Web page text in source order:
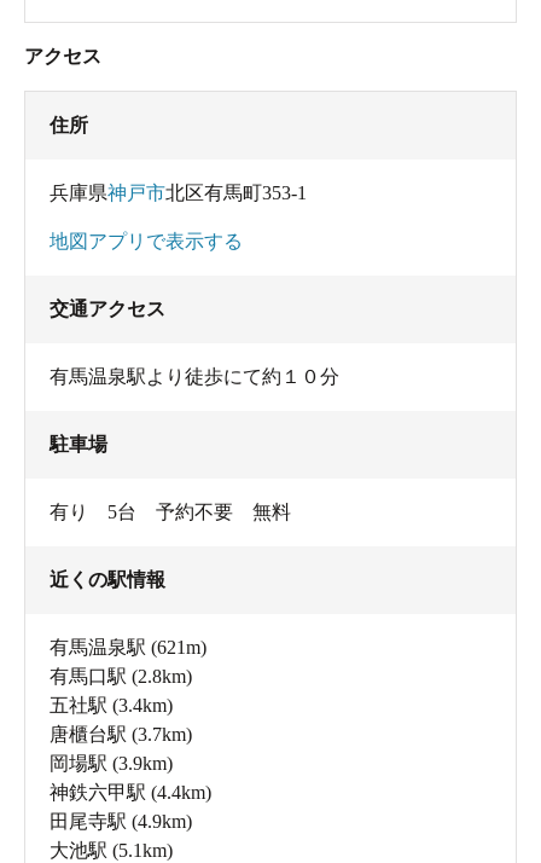
アクセス
住所
兵庫県神戸市北区有馬町353-1
地図アプリで表示する
交通アクセス
有馬温泉駅より徒歩にて約１０分
駐車場
有り 5台 予約不要 無料
近くの駅情報
有馬温泉駅 (621m)
有馬口駅 (2.8km)
五社駅 (3.4km)
唐櫃台駅 (3.7km)
岡場駅 (3.9km)
神鉄六甲駅 (4.4km)
田尾寺駅 (4.9km)
大池駅 (5.1km)